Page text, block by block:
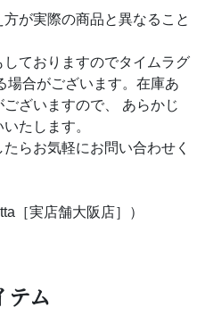
が実際の商品と異なること
ておりますのでタイムラグ
場合がございます。在庫あ
ざいますので、 あらかじ
たします。
らお気軽にお問い合わせく
［実店舗大阪店］）
ム